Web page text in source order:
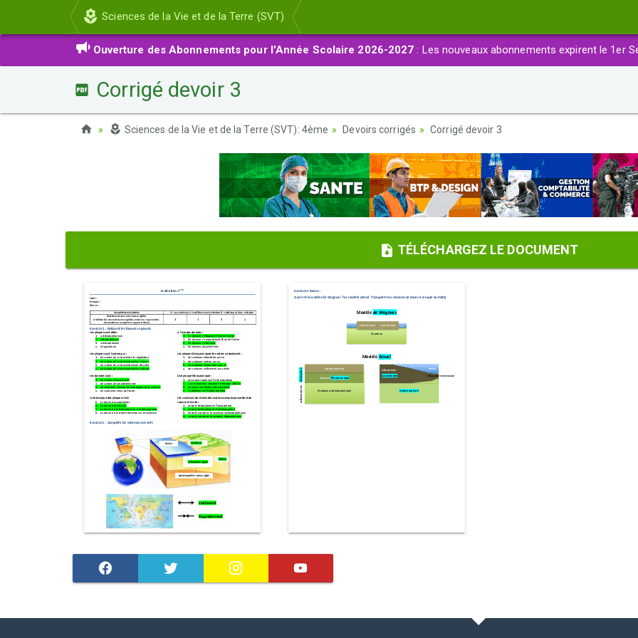
Sciences de la Vie et de la Terre (SVT)
Ouverture des Abonnements pour l'Année Scolaire 2026-2027 : Les nouveaux abonnements expirent le 1er
Corrigé devoir 3
Sciences de la Vie et de la Terre (SVT): 4ème Devoirs corrigés Corrigé devoir 3
TÉLÉCHARGEZ LE DOCUMENT